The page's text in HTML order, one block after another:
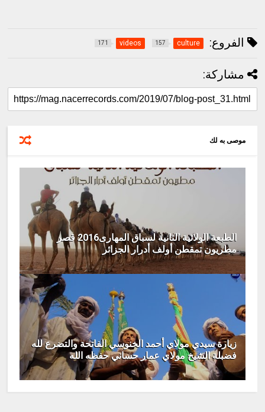
الفروع: culture
157
videos
171
مشاركة:
موصى به لك
الطبعة الولائية الثانية لسباق المهارى2016 قصر
مطريون تمقطن أولف أدرار الجزائر
زيارة سيدي مولاي أحمد الخنوسي الفاتحة والتضرع لله
فضبلة الشيخ مولاي عمار حساني حفظه الله